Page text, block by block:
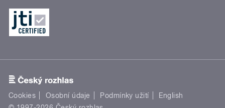
Cookies Osobní údaje Podmínky užití
English